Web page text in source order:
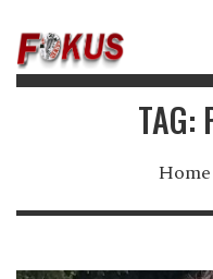
TAG:
Home